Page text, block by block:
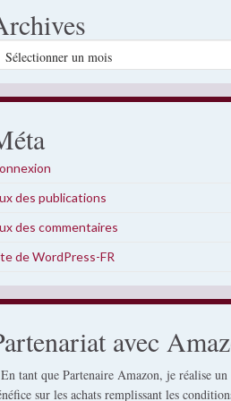
des publications
des commentaires
de WordPress-FR
avec
tant que Partenaire Amazon, je réalise un
sur les achats remplissant les